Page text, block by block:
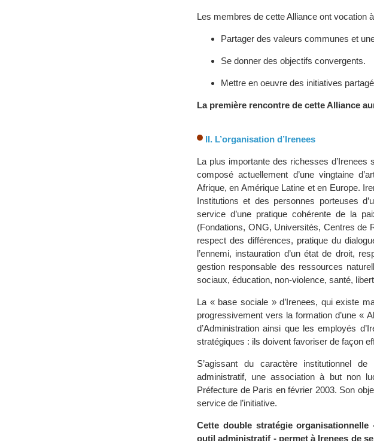
Les membres de cette Alliance ont vocation
Partager des valeurs communes et
Se donner des objectifs convergents.
Mettre en oeuvre des initiatives
La première rencontre de cette Alliance
II. L’organisation d’Irenees
La plus importante des richesses
composé actuellement d’une vingtaine
Afrique, en Amérique Latine et en Europe.
Institutions et des personnes porteuses
service d’une pratique cohérente de la
(Fondations, ONG, Universités, Centres de
respect des différences, pratique du
l’ennemi, instauration d’un état de droit,
gestion responsable des ressources
sociaux, éducation, non-violence, santé,
La « base sociale » d’Irenees, qui existe
progressivement vers la formation d’une «
d’Administration ainsi que les employés
stratégiques : ils doivent favoriser de façon
S’agissant du caractère institutionnel
administratif, une association à but non
Préfecture de Paris en février 2003. Son
service de l’initiative.
Cette double stratégie
outil administratif - permet à Irenees de